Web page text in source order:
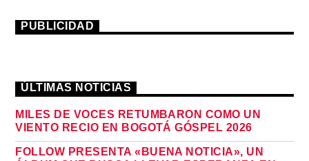
PUBLICIDAD
ÚLTIMAS NOTICIAS
MILES DE VOCES RETUMBARON COMO UN
VIENTO RECIO EN BOGOTÁ GÓSPEL 2026
FOLLOW PRESENTA «BUENA NOTICIA», UN